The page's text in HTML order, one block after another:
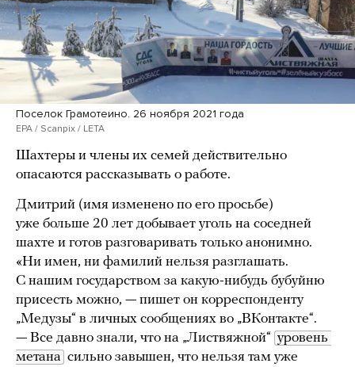
Поселок Грамотеино. 26 ноября 2021 года
EPA / Scanpix / LETA
Шахтеры и члены их семей действительно
опасаются рассказывать о работе.
Дмитрий (имя изменено по его просьбе)
уже больше 20 лет добывает уголь на соседней
шахте и готов разговаривать только анонимно.
«Ни имен, ни фамилий нельзя разглашать.
С нашим государством за какую-нибудь бубуйню
присесть можно, — пишет он корреспонденту
„Медузы“ в личных сообщениях во „ВКонтакте“.
— Все давно знали, что на „Листвяжной“ уровень
метана сильно завышен, что нельзя там уже